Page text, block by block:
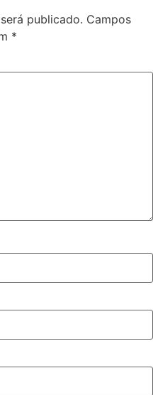
publicado. Campos
*